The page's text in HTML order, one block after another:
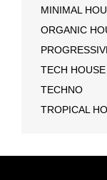
MINIMAL
ORGANIC
TECH HOUSE
TECHNO
TROPICAL